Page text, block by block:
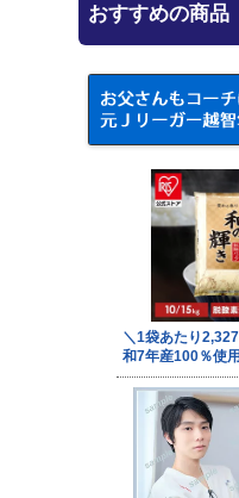
おすすめの商品